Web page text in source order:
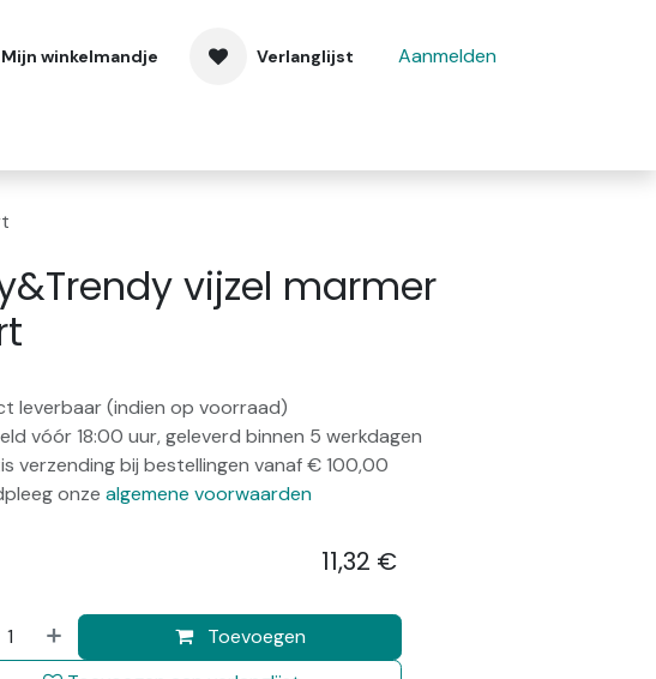
Mijn winkelmandje Verlanglijst Aanmelden
vijzel marmer
leverbaar (indien op voorraad)
vóór 18:00 uur, geleverd binnen 5 werkdagen
verzending bij bestellingen vanaf € 100,00
onze algemene voorwaarden
Toevoegen
11,32 €